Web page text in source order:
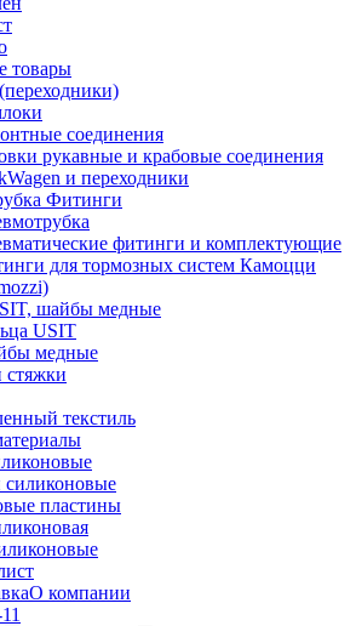
товары
соединения
рукавные и крабовые соединения
и переходники
Фитинги
фитинги и комплектующие
для тормозных систем Камоцци
шайбы медные
USIT
медные
текстиль
силиконовые
пластины
О компании